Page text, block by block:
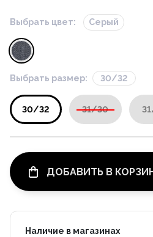
Выбрать цвет: Серый
Выбрать размер: 30/32
30/32 31/30
ДОБАВИТЬ В
Наличие в магазинах